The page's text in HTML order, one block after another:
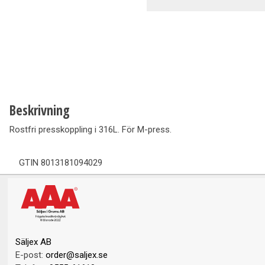
Beskrivning
Rostfri presskoppling i 316L. För M-press.
GTIN 8013181094029
Säljex AB
E-post: order@saljex.se